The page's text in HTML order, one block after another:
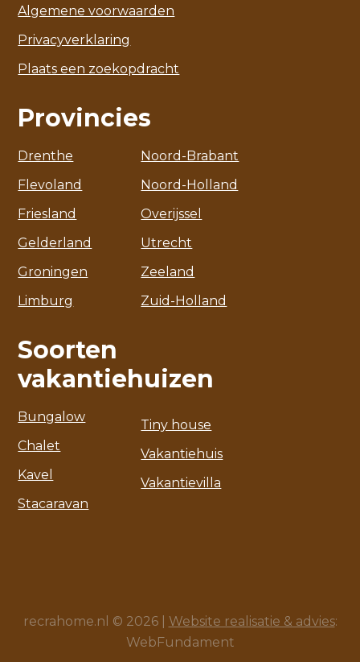
Algemene voorwaarden
Privacyverklaring
Plaats een zoekopdracht
Provincies
Drenthe
Flevoland
Friesland
Gelderland
Groningen
Limburg
Noord-Brabant
Noord-Holland
Overijssel
Utrecht
Zeeland
Zuid-Holland
Soorten
vakantiehuizen
Bungalow
Chalet
Kavel
Stacaravan
Tiny house
Vakantiehuis
Vakantievilla
recrahome.nl © 2026 | Website realisatie & advies:
WebFundament